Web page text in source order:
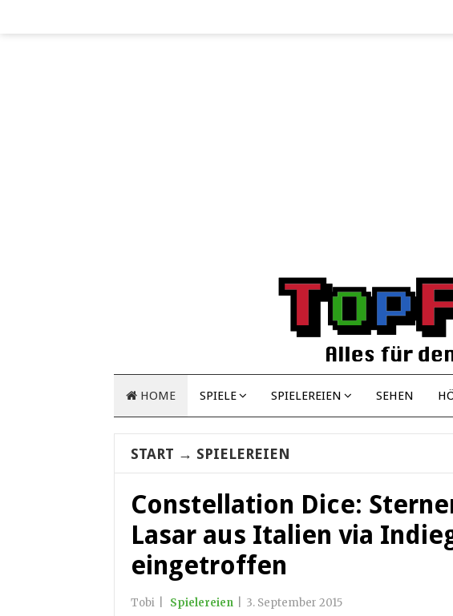
HOME SPIELE SPIELEREIEN SEHEN
START → SPIELEREIEN
Constellation Dice:
Lasar aus Italien via
eingetroffen
Tobi Spielereien 3. September 2015